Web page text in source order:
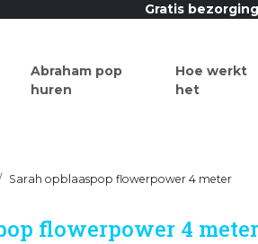
Gratis
Abraham pop
huren
Hoe werkt
het
Sarah opblaaspop flowerpower 4 meter
flowerpower 4 meter